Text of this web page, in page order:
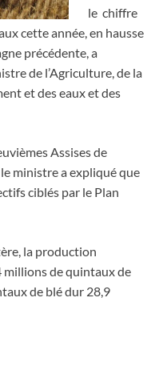
le chiffre
cette année, en hausse
précédente, a
de l’Agriculture, de la
et des eaux et des
Assises de
ministre a expliqué que
ciblés par le Plan
la production
millions de quintaux de
de blé dur 28,9